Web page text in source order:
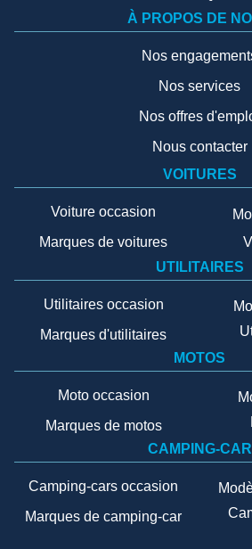
À PROPOS DE
Nos
Nos services
Nos offres
Nous contacter
VOITURES
Voiture occasion
Marques de voitures
UTILITAIRES
Utilitaires occasion
Marques d'utilitaires
MOTOS
Moto occasion
Marques de motos
CAMPING-CAR
Camping-cars occasion
Marques de camping-car